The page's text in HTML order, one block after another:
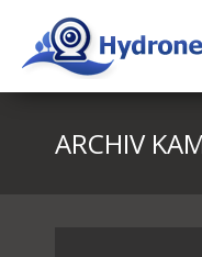
ARCHIV